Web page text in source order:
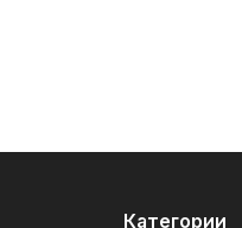
Категории